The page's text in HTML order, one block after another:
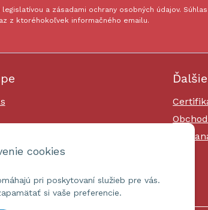
cookies
pri poskytovaní služieb pre vás.
si vaše preferencie.
a zásadami ochrany osobných údajov.
z ktoréhokoľvek informačného emailu.